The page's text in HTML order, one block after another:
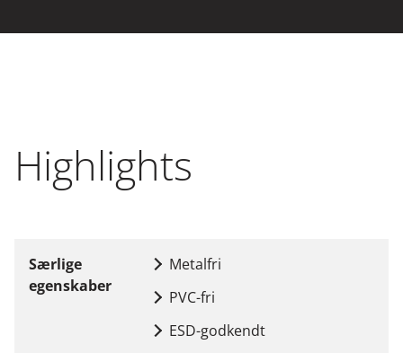
Highlights
Særlige
egenskaber
Metalfri
PVC-fri
ESD-godkendt